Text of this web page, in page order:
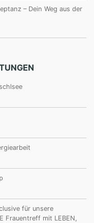
– Dein Weg aus der
für unsere
Frauentreff mit LEBEN,